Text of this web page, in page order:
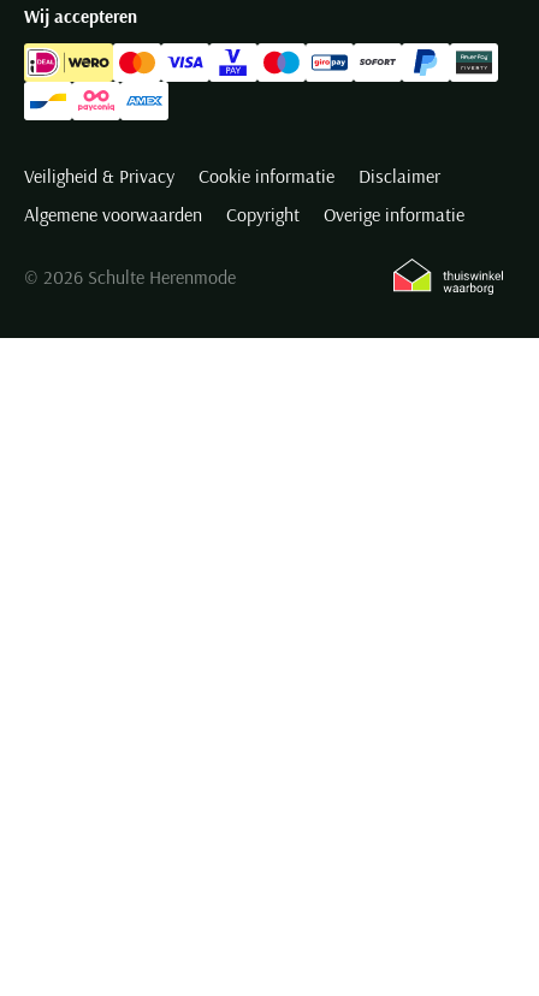
Wij accepteren
Veiligheid & Privacy Cookie informatie
Disclaimer
Algemene voorwaarden
Copyright Overige informatie
© 2026 Schulte Herenmode